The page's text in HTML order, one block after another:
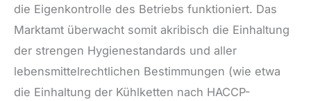
die Eigenkontrolle des Betriebs funktioniert. Das
Marktamt überwacht somit akribisch die Einhaltung
der strengen Hygienestandards und aller
lebensmittelrechtlichen Bestimmungen (wie etwa
die Einhaltung der Kühlketten nach HACCP-